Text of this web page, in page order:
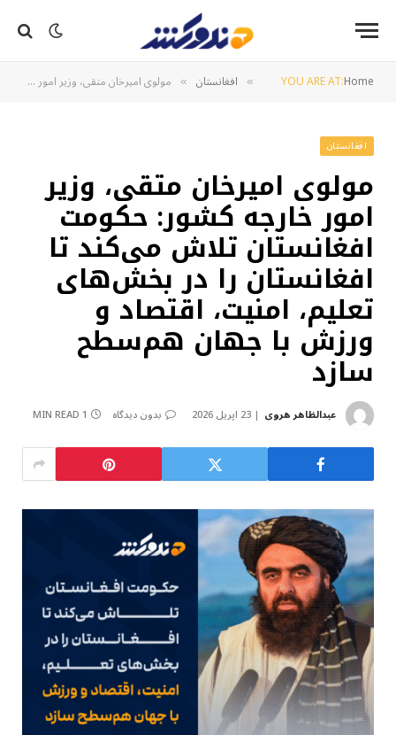
YOU ARE AT:Home
» افغانستان » مولوی امیرخان متقی، وزیر امور خارجه کشور: حکومت افغانستان تلاش می‌کند تا افغانستان را در بخش‌های تعلیم، امنیت، اقتصاد و ورزش با جهان هم‌سطح سازد
افغانستان
مولوی امیرخان متقی، وزیر
امور خارجه کشور: حکومت
افغانستان تلاش می‌کند تا
افغانستان را در بخش‌های
تعلیم، امنیت، اقتصاد و
ورزش با جهان هم‌سطح
سازد
عبدالظاهر هروی 23 اپریل 2026 بدون دیدگاه 1 MIN READ